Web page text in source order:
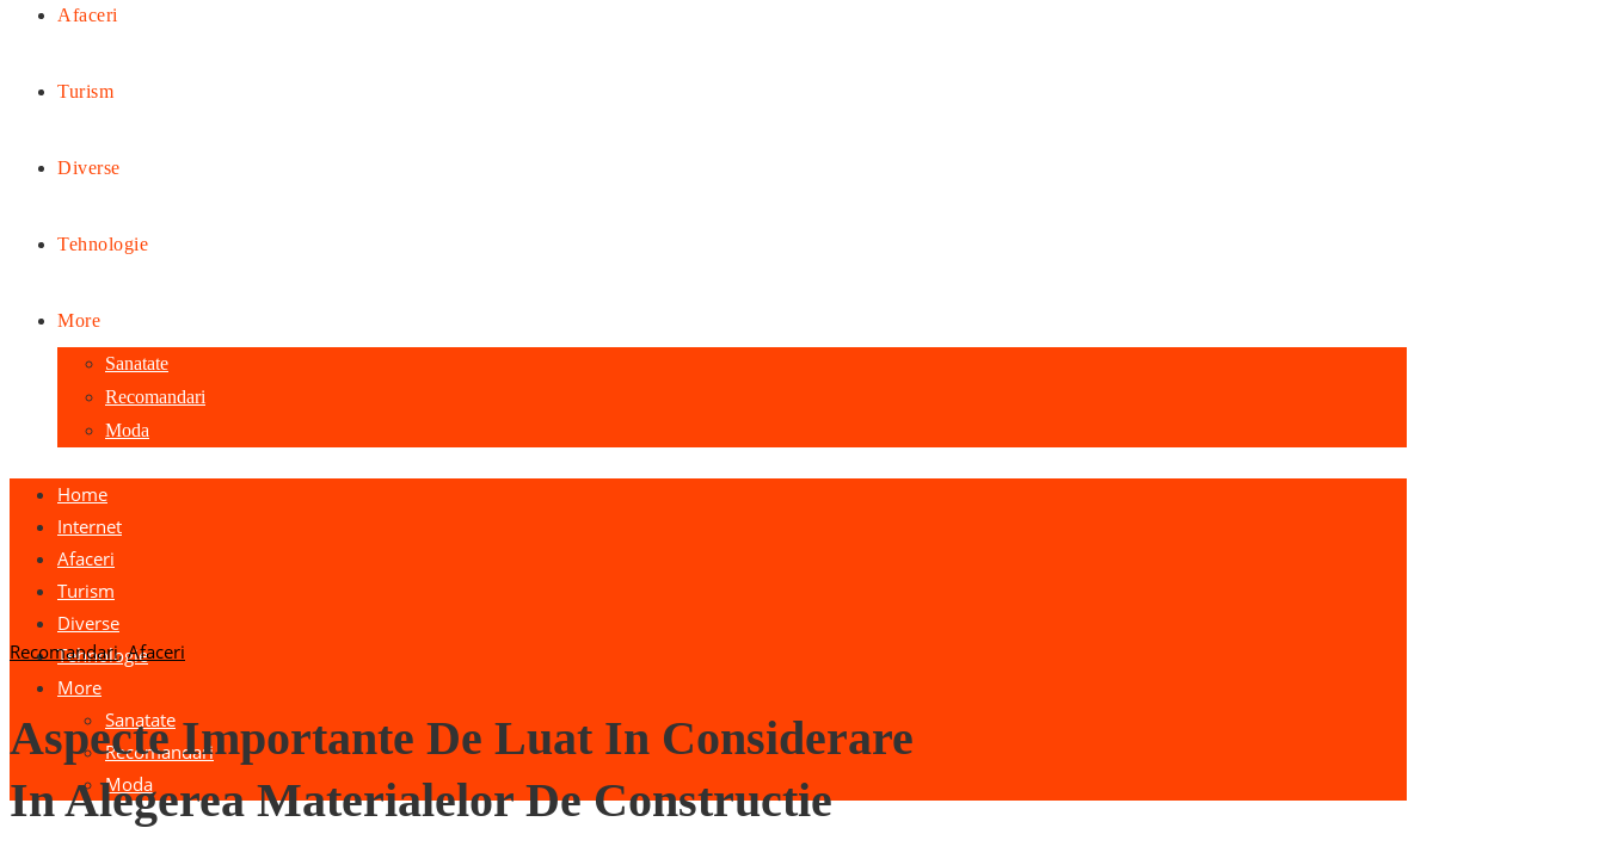
Afaceri
Turism
Diverse
Tehnologie
More
Sanatate
Recomandari
Moda
Home
Internet
Afaceri
Turism
Diverse
Tehnologie
More
Sanatate
Recomandari
Moda
Recomandari,Afaceri
Aspecte Importante De Luat In Considerare
In Alegerea Materialelor De Constructie